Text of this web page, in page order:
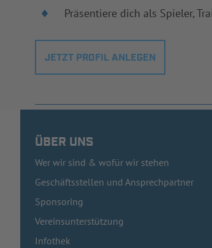
Präsentiere dich als Spieler,
JETZT PROFIL ANLEGEN
ÜBER UNS
Wer wir sind & wofür wir stehen
Geschäftsstellen und Ansprechpartner
Sponsoring
Vereinsunterstützung
Infothek